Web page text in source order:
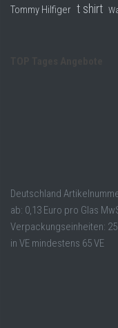
Tommy Hilfiger t shirt
Deutschland
ab: 0,13 Euro pro Glas
Verpackungseinheiten:
in VE mindestens 65 VE